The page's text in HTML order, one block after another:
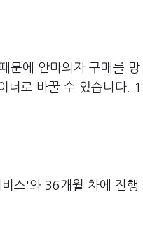
문에 안마의자 구매를 망
너로 바꿀 수 있습니다. 1
스'와 36개월 차에 진행